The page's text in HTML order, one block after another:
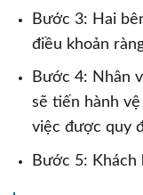
Bước 3: Hai
điều khoản
Bước 4: Nhân
sẽ tiến hành
việc được quy
Bước 5: Khách